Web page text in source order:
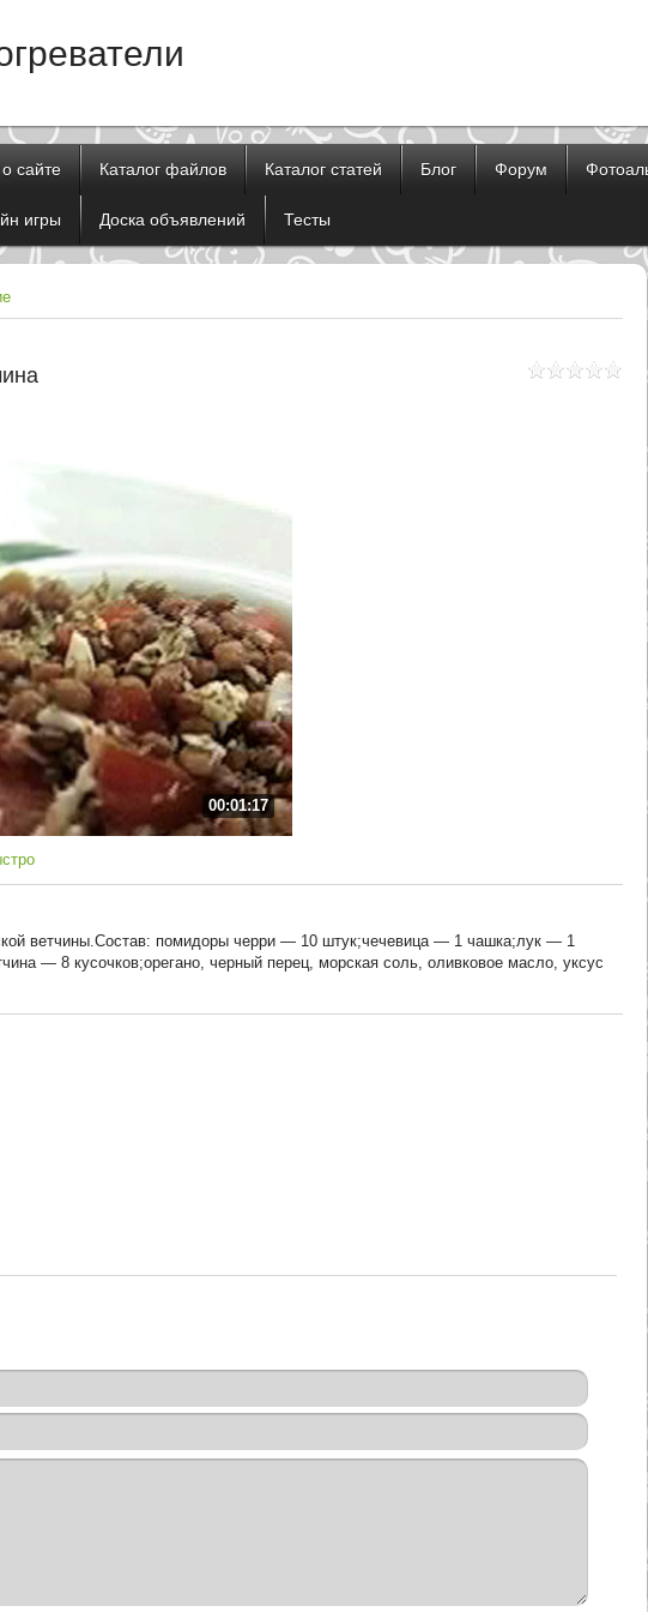
сайте Каталог файлов Каталог статей Блог Форум
игры Доска объявлений Тесты
00:01:17
ветчины.Состав: помидоры черри — 10 штук;чечевица — 1 чашка;лук — 1
— 8 кусочков;орегано, черный перец, морская соль, оливковое масло, уксус